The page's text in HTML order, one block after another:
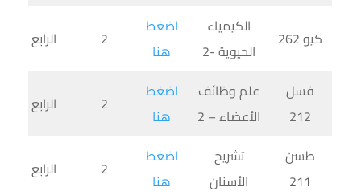
كيو 262
الكيمياء
الحيوية -2
اضغط
هنا
2 الرابع
فسل
212
علم وظائف
الأعضاء – 2
اضغط
هنا
2 الرابع
طسن
211
تشريح
الأسنان
اضغط
هنا
2 الرابع